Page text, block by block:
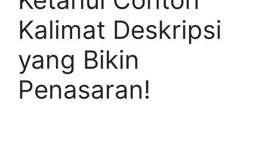
Kalimat Deskripsi
yang Bikin
Penasaran!